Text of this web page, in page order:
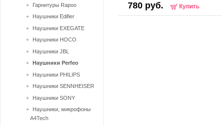
780 руб. Купить
Гарнитуры Rapoo
Наушники Edifier
Наушники EXEGATE
Наушники HOCO
Наушники JBL
Наушники Perfeo
Наушники PHILIPS
Наушники SENNHEISER
Наушники SONY
Наушники, микрофоны
A4Tech